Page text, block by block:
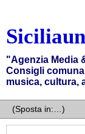
"Agenzia Media
Consigli
musica, cultura,